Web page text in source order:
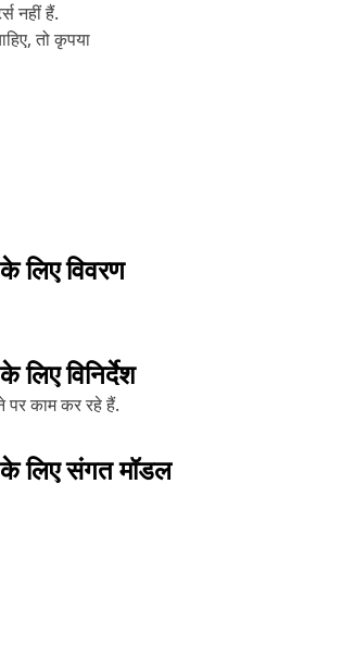
नहीं हैं.
तो कृपया
के लिए विवरण
के लिए विनिर्देश
पर काम कर रहे हैं.
के लिए संगत मॉडल